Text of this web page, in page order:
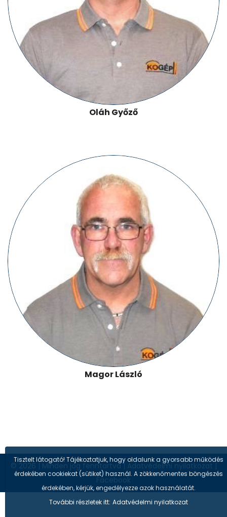
Tisztelt látogató! Tájékoztatjuk, hogy oldalunk a gyorsabb működés
érdekében cookiekat (sütiket) használ. A zökkenőmentes böngészés
érdekében, kérjük, engedélyezze azok használatát.
További részletek itt: Adatvédelmi nyilatkozat
Oláh Győző
Magor László
© 2026 | Minden jog fenntartva| Adatvédelmi nyilatkozat |
Facebook